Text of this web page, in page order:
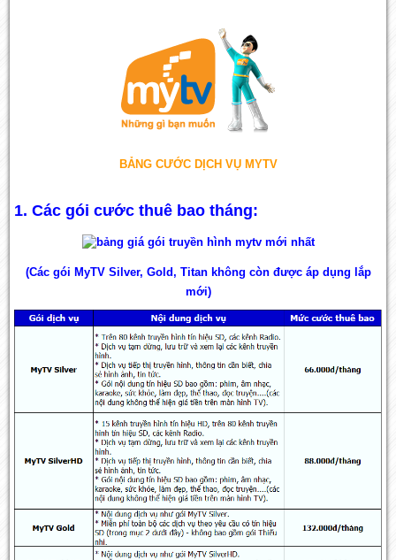
BẢNG CƯỚC DỊCH VỤ MYTV
1. Các gói cước thuê bao tháng:
(Các gói MyTV Silver, Gold, Titan không còn được áp dụng lắp
mới)